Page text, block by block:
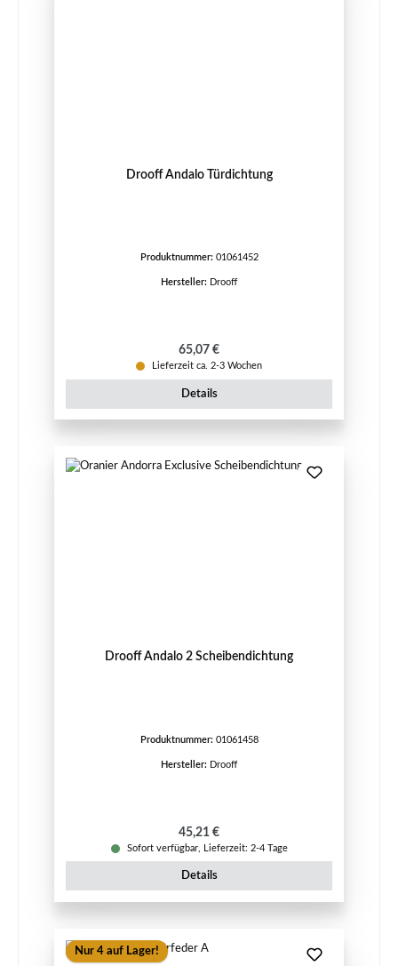
Drooff Andalo Türdichtung
Produktnummer: 01061452
Hersteller: Drooff
Regulärer Preis:
65,07 €
Lieferzeit ca. 2-3 Wochen
Details
Drooff Andalo 2 Scheibendichtung
Produktnummer: 01061458
Hersteller: Drooff
Regulärer Preis:
45,21 €
Sofort verfügbar, Lieferzeit: 2-4 Tage
Details
Nur 4 auf Lager!